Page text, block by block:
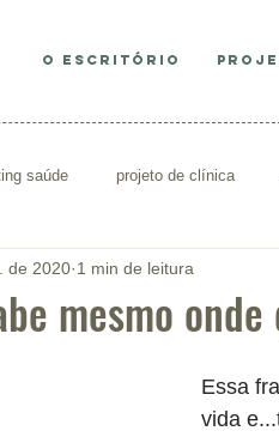
O ESCRITÓRIO
saúde projeto de clínica
decoração consultório
mesmo
de 2020 1 min de leitura
Essa
vida